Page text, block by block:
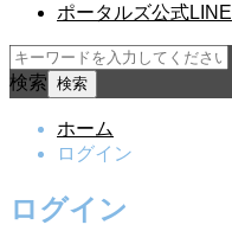
ポータルズ公式LINE
検索
ホーム
ログイン
ログイン